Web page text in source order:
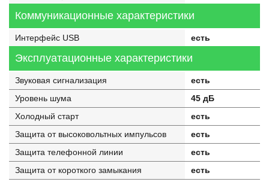
Коммуникационные характеристики
Интерфейс USB есть
Эксплуатационные характеристики
Звуковая сигнализация
есть
Уровень шума
45 дБ
Холодный старт
есть
Защита от высоковольтных импульсов
есть
Защита телефонной линии
есть
Защита от короткого замыкания
есть